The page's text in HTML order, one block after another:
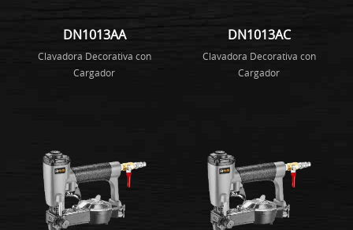
DN1013AA
Clavadora Decorativa con
Cargador
DN1013AC
Clavadora Decorativa con
Cargador